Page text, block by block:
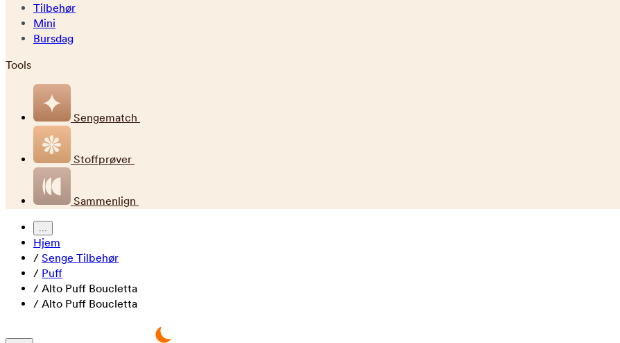
Tilbehør
Mini
Bursdag
Tools
Sengematch
Stoffprøver
Sammenlign
...
Hjem
/ Senge Tilbehør
/ Puff
/ Alto Puff Boucletta
/ Alto Puff Boucletta